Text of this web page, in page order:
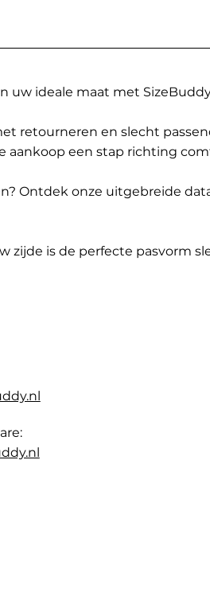
uw ideale maat met
retourneren en slecht
aankoop een stap richting
Ontdek onze uitgebreide
zijde is de perfecte pasvorm